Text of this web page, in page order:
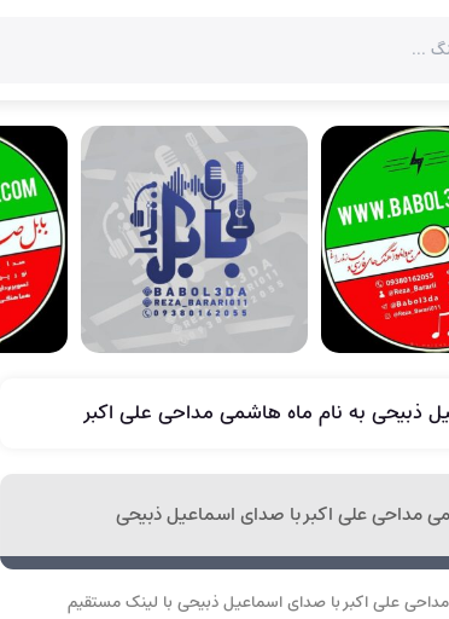
ذبیحی به نام ماه هاشمی مداحی علی اکبر
مداحی علی اکبر با صدای اسماعیل ذبیحی
علی اکبر با صدای اسماعیل ذبیحی با لینک مستقیم